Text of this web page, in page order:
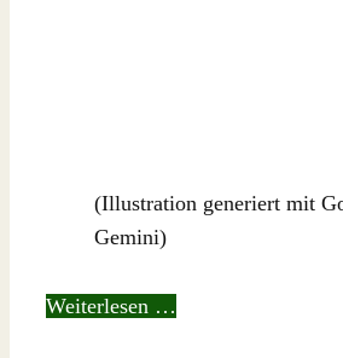
(Illustration generiert mit
Gemini)
Weiterlesen …